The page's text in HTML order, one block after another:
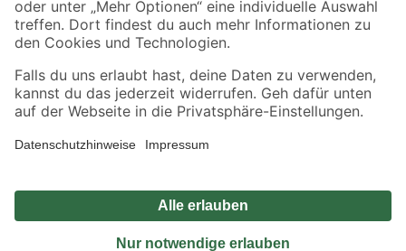
Alle Preisangaben in EUR inkl. gesetzl. MwSt.. Die dargestellten Angebote sind unter
Umständen nicht in allen Märkten verfügbar. Die angegebenen Verfügbarkeiten beziehen
Produkte nur solange der Vorrat reicht.
*Paketversand ab 59 € versandkostenfrei, gilt nicht für Artikel mit Speditionsversand, hier
Privatsphäre Impressum
Nutzungsbedingungen
Widerrufsrecht
Vertrag widerrufen